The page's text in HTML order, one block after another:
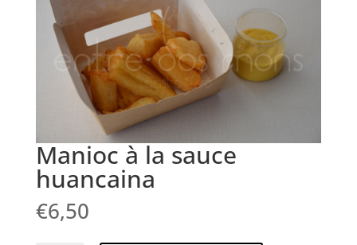
Manioc à la sauce
huancaina
€6,50